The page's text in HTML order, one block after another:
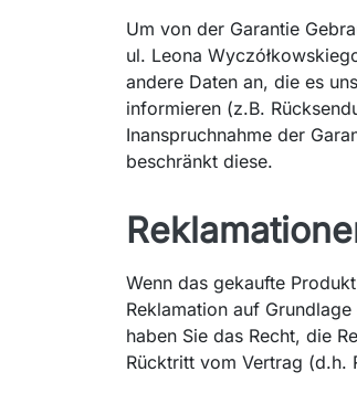
Um von der Garantie
ul. Leona
andere Daten an, die es
informieren (z.B.
Inanspruchnahme der
beschränkt diese.
Wenn das gekaufte
Reklamation auf Grundlage
haben Sie das Recht, die
Rücktritt vom Vertrag (d.h.